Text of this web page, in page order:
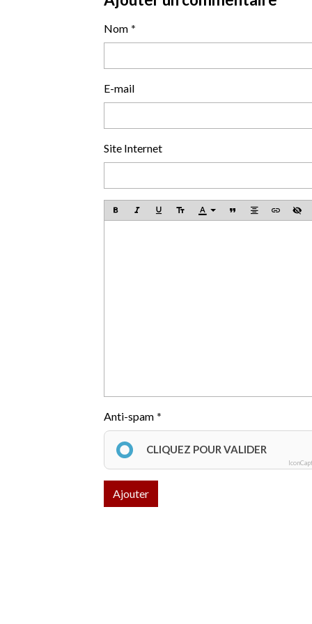
Nom
E-mail
Site Internet
Anti-spam
CLIQUEZ POUR VALIDER
Ajouter